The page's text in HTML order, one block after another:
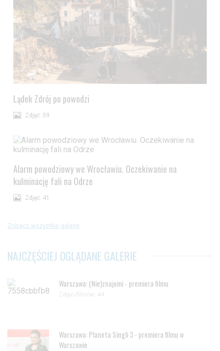
Lądek Zdrój po powodzi
Zdjęć: 59
Alarm powodziowy we Wrocławiu. Oczekiwanie na
kulminację fali na Odrze
Zdjęć: 41
Zobacz wszystkie galerie
NAJCZĘŚCIEJ OGLĄDANE GALERIE
Warszawa: (Nie)znajomi - premiera filmu
Zdjęc/filmów: 44
Warszawa: Planeta Singli 3 - premiera filmu w
Warszawie